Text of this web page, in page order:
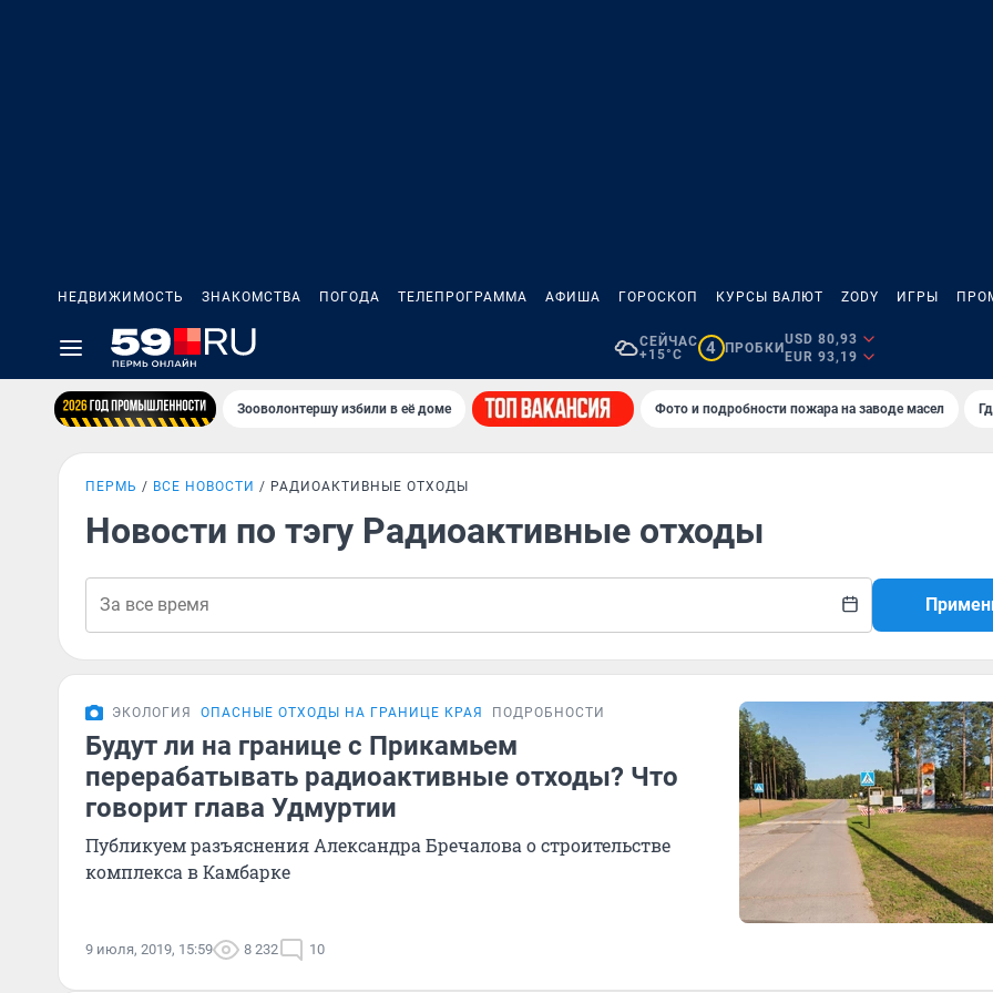
НЕДВИЖИМОСТЬ ЗНАКОМСТВА ПОГОДА ТЕЛЕПРОГРАММА АФИША ГОРОСКОП КУРСЫ ВАЛЮТ ZODY ИГРЫ
СЕЙЧАС
+15°C
4 ПРОБКИ
USD 80,93
EUR 93,19
Зооволонтершу избили в её доме Фото и подробности пожара на заводе масел
ПЕРМЬ ВСЕ НОВОСТИ РАДИОАКТИВНЫЕ ОТХОДЫ
Новости по тэгу Радиоактивные отходы
ЭКОЛОГИЯ ОПАСНЫЕ ОТХОДЫ НА ГРАНИЦЕ КРАЯ ПОДРОБНОСТИ
Будут ли на границе с Прикамьем
перерабатывать радиоактивные отходы? Что
говорит глава Удмуртии
Публикуем разъяснения Александра Бречалова о строительстве
комплекса в Камбарке
9 июля, 2019, 15:59 8 232 10